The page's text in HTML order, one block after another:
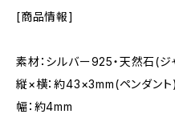
[商品情報]
素材：シルバー925・天然石(ジ
縦×横：約43×3mm(ペンダント)
幅：約4mm